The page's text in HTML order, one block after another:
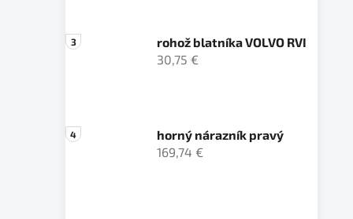
rohož blatníka VOLVO RVI
30,75 €
horný nárazník pravý
169,74 €